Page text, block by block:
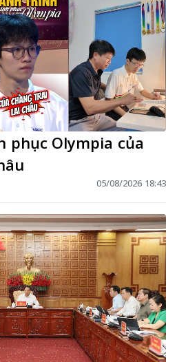
phục Olympia của
05/08/2026 18:43